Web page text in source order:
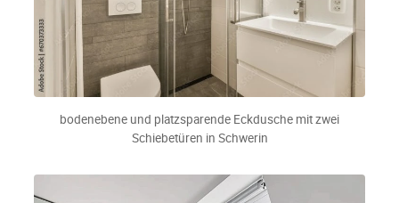
bodenebene und platzsparende Eckdusche mit zwei
Schiebetüren in Schwerin